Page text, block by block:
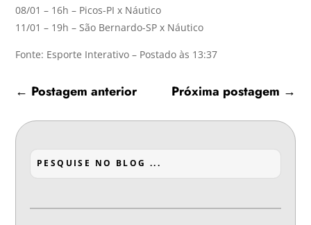
08/01 – 16h – Picos-PI x Náutico
11/01 – 19h – São Bernardo-SP x Náutico
Fonte: Esporte Interativo – Postado às 13:37
← Postagem anterior Próxima postagem →